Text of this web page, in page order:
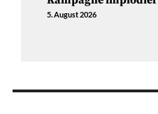
5. August 2026